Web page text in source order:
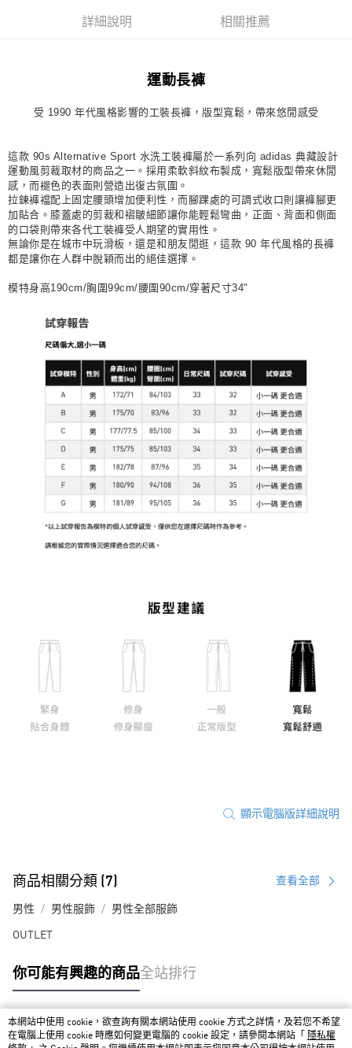
每筆NT$80，滿NT$1,500(含以上)免運費
詳細說明 相關推薦
運動長褲
受 1990 年代風格影響的工裝長褲，版型寬鬆，帶來悠閒感受
這款 90s Alternative Sport 水洗工裝褲屬於一系列向 adidas 典藏設計
運動風剪裁取材的商品之一。採用柔軟斜紋布製成，寬鬆版型帶來休閒
感，而褪色的表面則營造出復古氛圍。
拉鍊褲襠配上固定腰頭增加便利性，而腳踝處的可調式收口則讓褲腳更
加貼合。膝蓋處的剪裁和褶皺細節讓你能輕鬆彎曲，正面、背面和側面
的口袋則帶來各代工裝褲受人期望的實用性。
無論你是在城市中玩滑板，還是和朋友閒逛，這款 90 年代風格的長褲
都是讓你在人群中脫穎而出的絕佳選擇。
模特身高190cm/胸圍99cm/腰圍90cm/穿著尺寸34"
顯示電腦版詳細說明
商品相關分類 (7) 查看全部
男性 男性服飾 男性全部服飾
OUTLET
你可能有興趣的商品全站排行
熱門標籤
本網站中使用 cookie，欲查詢有關本網站使用 cookie 方式之詳情，及若您不希望
在電腦上使用 cookie 時應如何變更電腦的 cookie 設定，請參閱本網站「
隱私權